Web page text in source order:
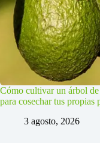
Cómo cultivar un árbol de
para cosechar tus propias
3 agosto, 2026